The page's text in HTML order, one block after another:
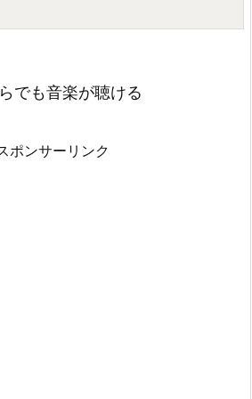
でも音楽が聴ける
ポンサーリンク